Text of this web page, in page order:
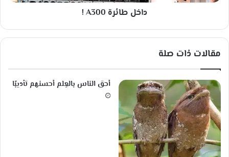
م
ا!
داخل طائرة A300 !
مقالات ذات صلة
أحق الناس بالعِلم أحسنهم تأديبًا